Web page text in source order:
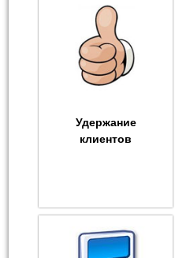
Удержание
клиентов